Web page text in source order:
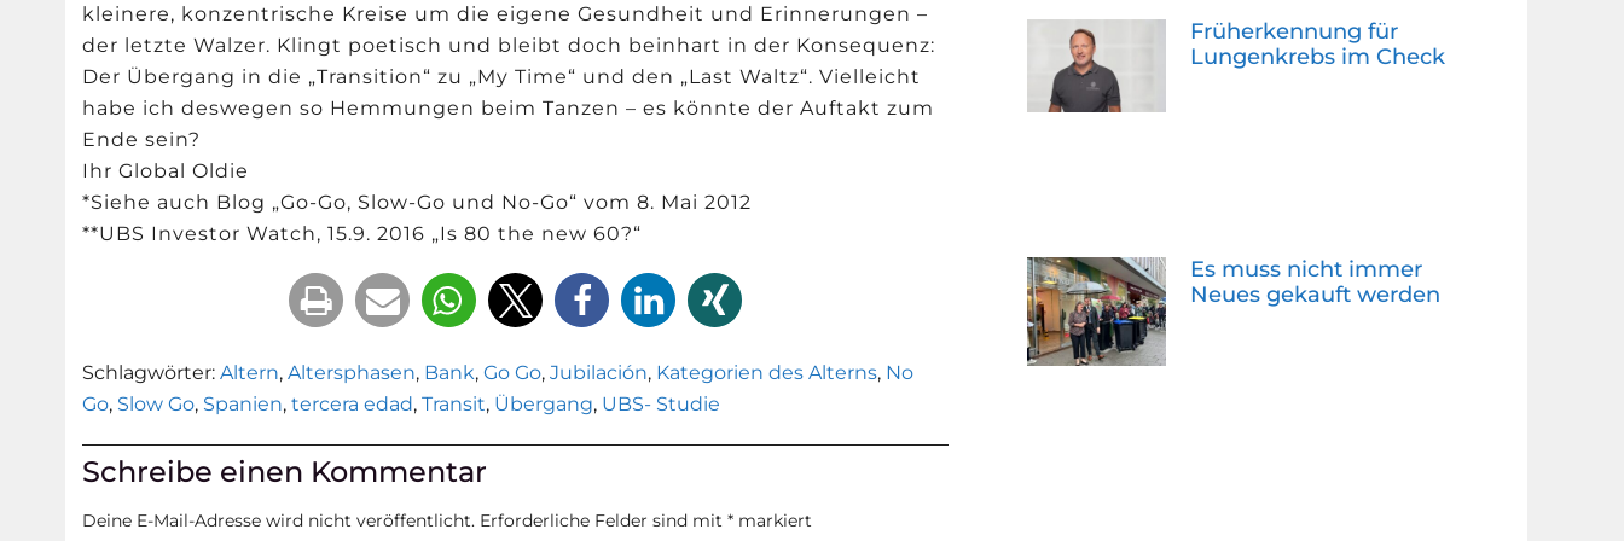
kleinere, konzentrische Kreise um die eigene Gesundheit und Erinnerungen –
der letzte Walzer. Klingt poetisch und bleibt doch beinhart in der Konsequenz:
Der Übergang in die „Transition“ zu „My Time“ und den „Last Waltz“. Vielleicht
habe ich deswegen so Hemmungen beim Tanzen – es könnte der Auftakt zum
Ende sein?
Ihr Global Oldie
*Siehe auch Blog „Go-Go, Slow-Go und No-Go“ vom 8. Mai 2012
**UBS Investor Watch, 15.9. 2016 „Is 80 the new 60?“
Schlagwörter:Altern,Altersphasen, Bank,Go Go,Jubilación, Kategorien des Alterns, No
Go, Slow Go, Spanien,tercera edad,Transit, Übergang, UBS- Studie
Schreibe einen Kommentar
Deine E-Mail-Adresse wird nicht veröffentlicht. Erforderliche Felder sind mit* markiert
Früherkennung für
Lungenkrebs im Check
Es muss nicht immer
Neues gekauft werden